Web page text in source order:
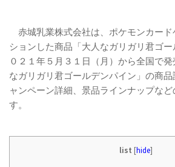
赤城乳業株式会社は、ポケモンカード
ションした商品「大人なガリガリ君ゴー
０２１年５月３１日（月）から全国で
なガリガリ君ゴールデンパイン」の商
ャンペーン詳細、景品ラインナップな
す。
list [hide]